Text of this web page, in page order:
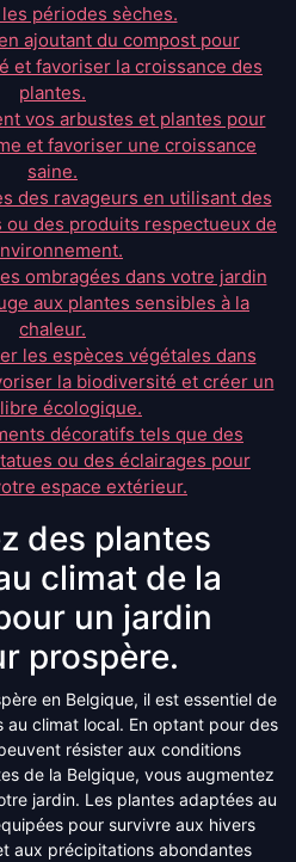
périodes sèches.
ajoutant du compost pour
et favoriser la croissance des
plantes.
vos arbustes et plantes pour
et favoriser une croissance
saine.
des ravageurs en utilisant des
des produits respectueux de
ombragées dans votre jardin
aux plantes sensibles à la
chaleur.
les espèces végétales dans
la biodiversité et créer un
écologique.
décoratifs tels que des
ou des éclairages pour
espace extérieur.
des plantes
climat de la
un jardin
prospère.
en Belgique, il est essentiel de
climat local. En optant pour des
résister aux conditions
de la Belgique, vous augmentez
jardin. Les plantes adaptées au
pour survivre aux hivers
aux précipitations abondantes